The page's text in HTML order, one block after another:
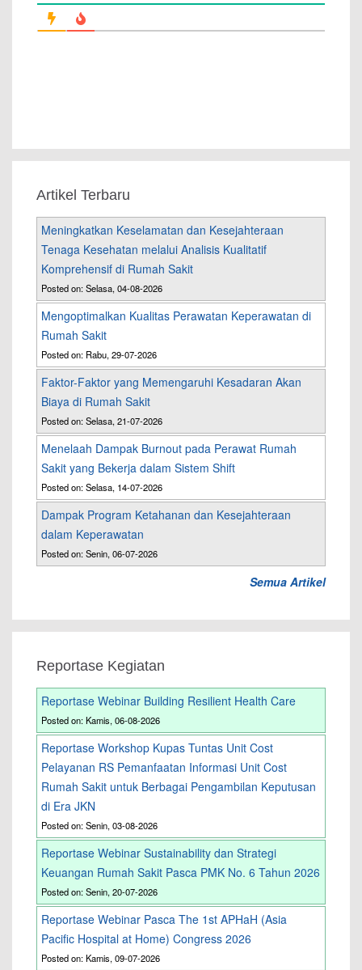
Artikel Terbaru
Meningkatkan Keselamatan dan Kesejahteraan
Tenaga Kesehatan melalui Analisis Kualitatif
Komprehensif di Rumah Sakit
Posted on: Selasa, 04-08-2026
Mengoptimalkan Kualitas Perawatan Keperawatan di
Rumah Sakit
Posted on: Rabu, 29-07-2026
Faktor-Faktor yang Memengaruhi Kesadaran Akan
Biaya di Rumah Sakit
Posted on: Selasa, 21-07-2026
Menelaah Dampak Burnout pada Perawat Rumah
Sakit yang Bekerja dalam Sistem Shift
Posted on: Selasa, 14-07-2026
Dampak Program Ketahanan dan Kesejahteraan
dalam Keperawatan
Posted on: Senin, 06-07-2026
Semua Artikel
Reportase Kegiatan
Reportase Webinar Building Resilient Health Care
Posted on: Kamis, 06-08-2026
Reportase Workshop Kupas Tuntas Unit Cost
Pelayanan RS Pemanfaatan Informasi Unit Cost
Rumah Sakit untuk Berbagai Pengambilan Keputusan
di Era JKN
Posted on: Senin, 03-08-2026
Reportase Webinar Sustainability dan Strategi
Keuangan Rumah Sakit Pasca PMK No. 6 Tahun 2026
Posted on: Senin, 20-07-2026
Reportase Webinar Pasca The 1st APHaH (Asia
Pacific Hospital at Home) Congress 2026
Posted on: Kamis, 09-07-2026